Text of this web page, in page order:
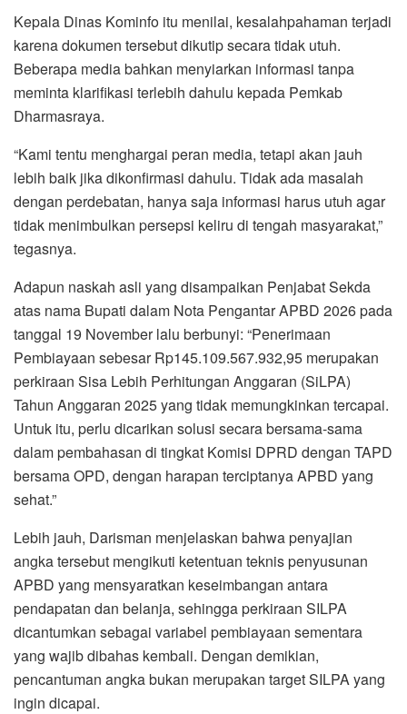
Kepala Dinas Kominfo itu menilai, kesalahpahaman terjadi
karena dokumen tersebut dikutip secara tidak utuh.
Beberapa media bahkan menyiarkan informasi tanpa
meminta klarifikasi terlebih dahulu kepada Pemkab
Dharmasraya.
“Kami tentu menghargai peran media, tetapi akan jauh
lebih baik jika dikonfirmasi dahulu. Tidak ada masalah
dengan perdebatan, hanya saja informasi harus utuh agar
tidak menimbulkan persepsi keliru di tengah masyarakat,”
tegasnya.
Adapun naskah asli yang disampaikan Penjabat Sekda
atas nama Bupati dalam Nota Pengantar APBD 2026 pada
tanggal 19 November lalu berbunyi: “Penerimaan
Pembiayaan sebesar Rp145.109.567.932,95 merupakan
perkiraan Sisa Lebih Perhitungan Anggaran (SiLPA)
Tahun Anggaran 2025 yang tidak memungkinkan tercapai.
Untuk itu, perlu dicarikan solusi secara bersama-sama
dalam pembahasan di tingkat Komisi DPRD dengan TAPD
bersama OPD, dengan harapan terciptanya APBD yang
sehat.”
Lebih jauh, Darisman menjelaskan bahwa penyajian
angka tersebut mengikuti ketentuan teknis penyusunan
APBD yang mensyaratkan keseimbangan antara
pendapatan dan belanja, sehingga perkiraan SILPA
dicantumkan sebagai variabel pembiayaan sementara
yang wajib dibahas kembali. Dengan demikian,
pencantuman angka bukan merupakan target SILPA yang
ingin dicapai.